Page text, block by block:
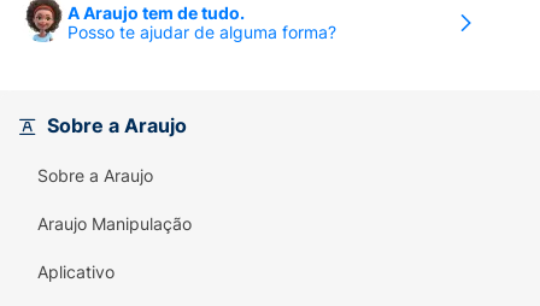
A Araujo tem de tudo.
Posso te ajudar de alguma forma?
Sobre a Araujo
Sobre a Araujo
Araujo Manipulação
Aplicativo